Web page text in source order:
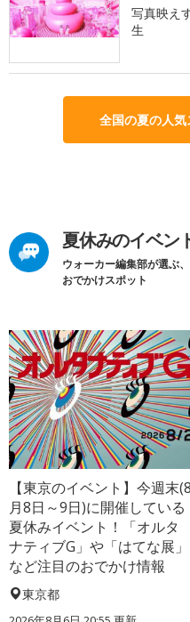
写真映え
生
全国の夏の人
夏休みのイベン
ウォーカー編集部が選ぶ
おでかけスポット
【東京のイベント】今週末(8
月8日～9日)に開催している
夏休みイベント！「オルタ
ナティブG」や「はてな展」
など注目のおでかけ情報
東京都